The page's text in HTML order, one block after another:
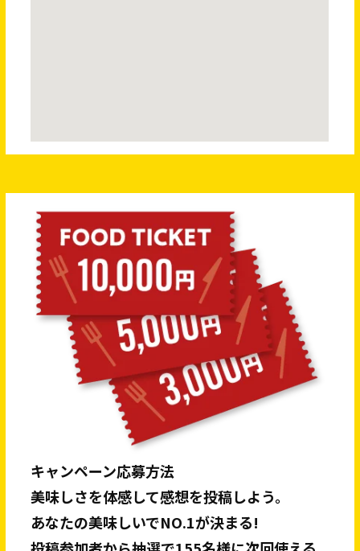
キャンペーン応募方法
美味しさを体感して感想を投稿しよう。
あなたの美味しいでNO.1が決まる!